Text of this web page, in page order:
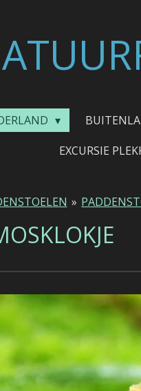
EXCURSIE
»